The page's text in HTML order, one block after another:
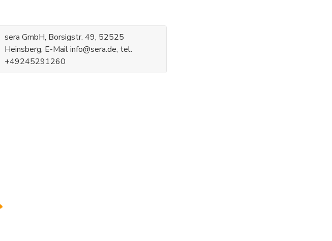
sera GmbH, Borsigstr. 49, 52525
Heinsberg, E-Mail info@sera.de, tel.
+49245291260